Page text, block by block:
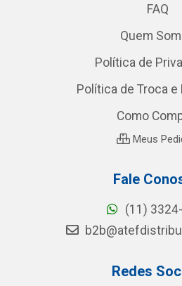
FAQ
Quem
Política de
Política de Troca e
Como
Meus
Fale
(11)
Redes